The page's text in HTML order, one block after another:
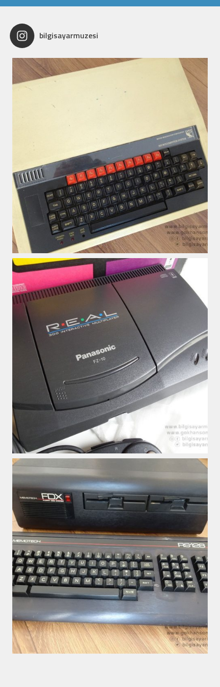
bilgisayarmuzesi